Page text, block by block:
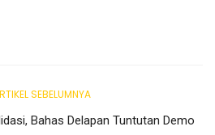
SEBELUMNYA
Bahas Delapan Tuntutan Demo